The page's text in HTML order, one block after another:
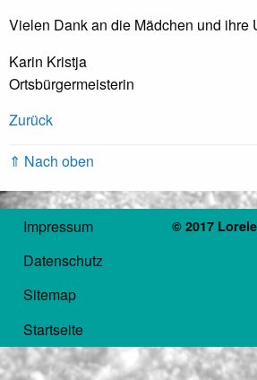
Vielen Dank an die Mädchen und ihre
Karin Kristja
Ortsbürgermeisterin
Zurück
⇑ Nach oben
Impressum
Datenschutz
Sitemap
Startseite
© 2017